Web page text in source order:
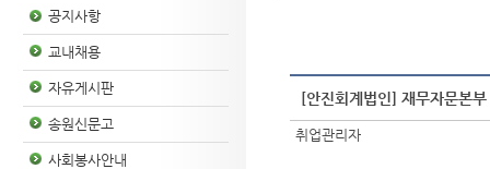
공지사항
교내채용
자유게시판
송원신문고
사회봉사안내
[안진회계법인] 재무자문본
취업관리자